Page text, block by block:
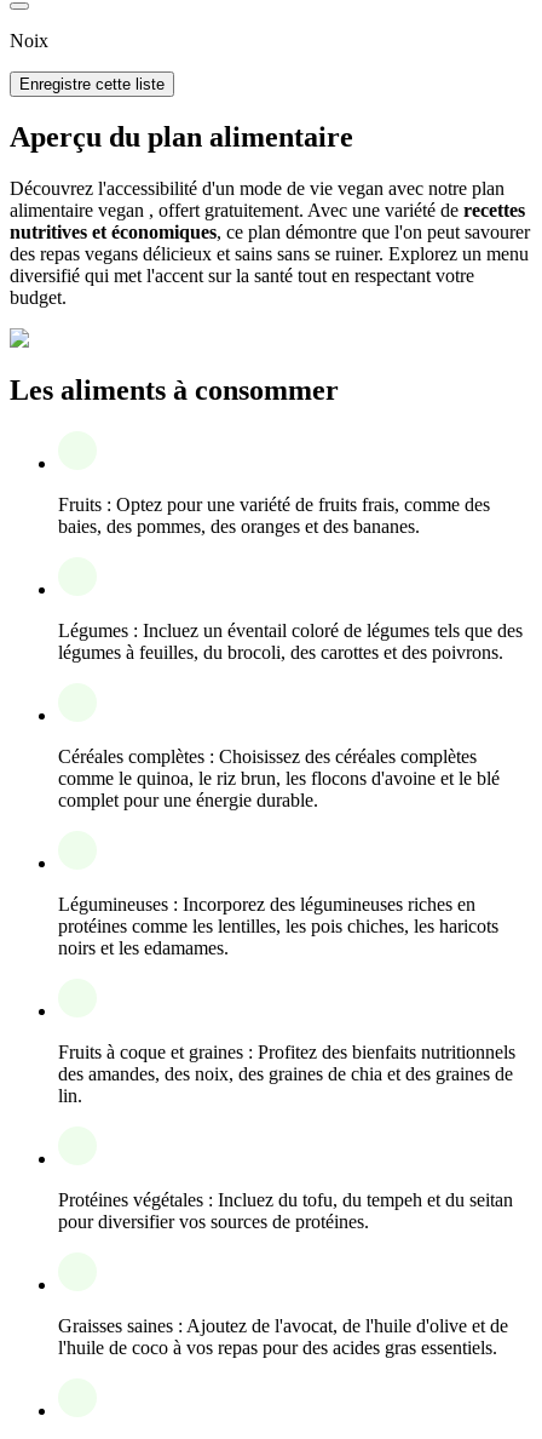
Noix
Enregistre cette liste
Aperçu du plan alimentaire
Découvrez l'accessibilité d'un mode de vie vegan avec notre plan
alimentaire vegan , offert gratuitement. Avec une variété de recettes
nutritives et économiques, ce plan démontre que l'on peut savourer
des repas vegans délicieux et sains sans se ruiner. Explorez un menu
diversifié qui met l'accent sur la santé tout en respectant votre
budget.
Les aliments à consommer
Fruits : Optez pour une variété de fruits frais, comme des
baies, des pommes, des oranges et des bananes.
Légumes : Incluez un éventail coloré de légumes tels que des
légumes à feuilles, du brocoli, des carottes et des poivrons.
Céréales complètes : Choisissez des céréales complètes
comme le quinoa, le riz brun, les flocons d'avoine et le blé
complet pour une énergie durable.
Légumineuses : Incorporez des légumineuses riches en
protéines comme les lentilles, les pois chiches, les haricots
noirs et les edamames.
Fruits à coque et graines : Profitez des bienfaits nutritionnels
des amandes, des noix, des graines de chia et des graines de
lin.
Protéines végétales : Incluez du tofu, du tempeh et du seitan
pour diversifier vos sources de protéines.
Graisses saines : Ajoutez de l'avocat, de l'huile d'olive et de
l'huile de coco à vos repas pour des acides gras essentiels.